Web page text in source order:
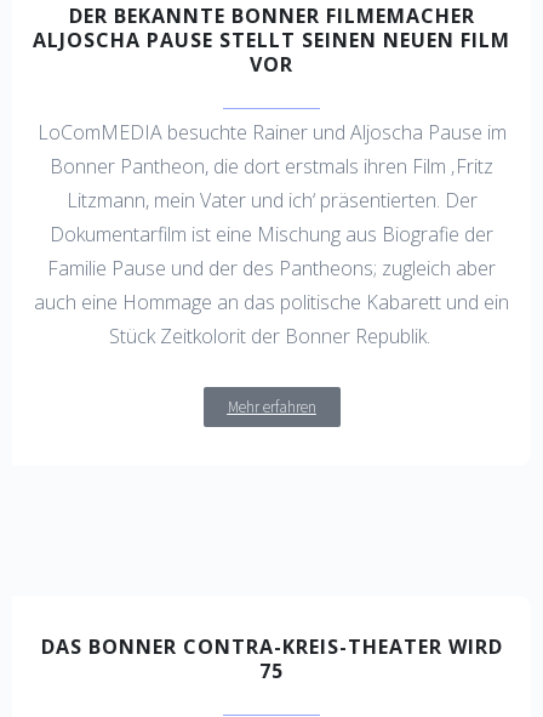
DER BEKANNTE BONNER FILMEMACHER
ALJOSCHA PAUSE STELLT SEINEN NEUEN FILM
VOR
LoComMEDIA besuchte Rainer und Aljoscha Pause im
Bonner Pantheon, die dort erstmals ihren Film ‚Fritz
Litzmann, mein Vater und ich‘ präsentierten. Der
Dokumentarfilm ist eine Mischung aus Biografie der
Familie Pause und der des Pantheons; zugleich aber
auch eine Hommage an das politische Kabarett und ein
Stück Zeitkolorit der Bonner Republik.
Mehr erfahren
DAS BONNER CONTRA-KREIS-THEATER WIRD
75